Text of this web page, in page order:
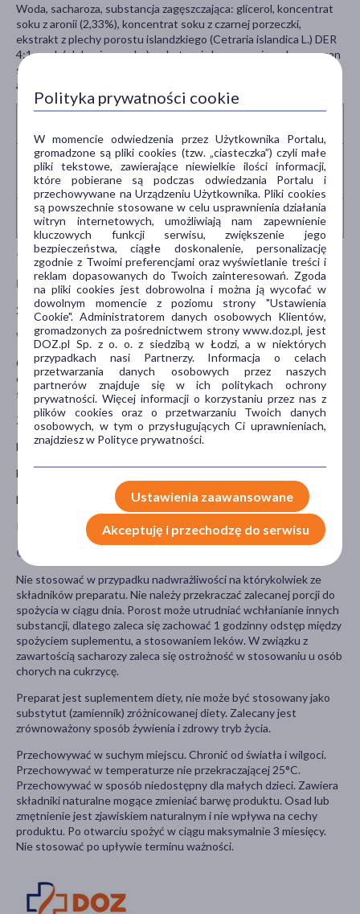
Woda, sacharoza, substancja zagęszczająca: glicerol, koncentrat
soku z aronii (2,33%), koncentrat soku z czarnej porzeczki,
ekstrakt z plechy porostu islandzkiego (Cetraria islandica L.) DER
4:1, cynk (glukonian cynku), substancja konserwująca: benzoesan
sodu, substancja zagęszczająca: guma ksantanowa; naturalny
aromat czarnej porzeczki z innymi naturalnymi aromatami.
5
10
15
Ekstrakt z plechy
porostu
islandzkiego
70
mg
-
140
mg
-
210
mg
-
Cynk
3
mg
30%
6
mg
60%
9
mg
90%
*Referencyjna Wartość Spożycia
Masa netto
200 ml
Właściwości składników
Cynk - wspiera prawidłowe funkcjonowanie układu
odpornościowego oraz pomaga w ochronie komórek przed
stresem oksydacyjnym.
Zalecane dzienne spożycie
Dzieci od 3. do 6. roku życia: 2,5 ml 2 razi dziennie.
Dzieci od 6. do 12. roku życia: 5 ml 2 razy dziennie.
Dzieci powyżej 12 lar i osoby dorosłe: 7,5 ml 2 razy dziennie.
Przed spożyciem wstrząsnąć.
Ostrzeżenia dotyczące bezpieczeństwa
Nie stosować w przypadku nadwrażliwości na którykolwiek ze
składników preparatu. Nie należy przekraczać zalecanej porcji do
spożycia w ciągu dnia. Porost może utrudniać wchłanianie innych
substancji, dlatego zaleca się zachować 1 godzinny odstęp między
spożyciem suplementu, a stosowaniem leków. W związku z
zawartością sacharozy zaleca się ostrożność w stosowaniu u osób
chorych na cukrzycę.
Preparat jest suplementem diety, nie może być stosowany jako
substytut (zamiennik) zróżnicowanej diety. Zalecany jest
zrównoważony sposób żywienia i zdrowy tryb życia.
Przechowywać w suchym miejscu. Chronić od światła i wilgoci.
Przechowywać w temperaturze nie przekraczającej 25°C.
Przechowywać w sposób niedostępny dla małych dzieci. Zawiera
składniki naturalne mogące zmieniać barwę produktu. Osad lub
zmętnienie jest zjawiskiem naturalnym i nie wpływa na cechy
produktu. Po otwarciu spożyć w ciągu maksymalnie 3 miesięcy.
Nie stosować po upływie terminu ważności.
Polityka prywatności cookie
W momencie odwiedzenia przez Użytkownika Portalu,
gromadzone są pliki cookies (tzw. „ciasteczka”) czyli małe
pliki tekstowe, zawierające niewielkie ilości informacji,
które pobierane są podczas odwiedzania Portalu i
przechowywane na Urządzeniu Użytkownika. Pliki cookies
są powszechnie stosowane w celu usprawnienia działania
witryn internetowych, umożliwiają nam zapewnienie
kluczowych funkcji serwisu, zwiększenie jego
bezpieczeństwa, ciągłe doskonalenie, personalizację
zgodnie z Twoimi preferencjami oraz wyświetlanie treści i
reklam dopasowanych do Twoich zainteresowań. Zgoda
na pliki cookies jest dobrowolna i można ją wycofać w
dowolnym momencie z poziomu strony "Ustawienia
Cookie". Administratorem danych osobowych Klientów,
gromadzonych za pośrednictwem strony www.doz.pl, jest
DOZ.pl Sp. z o. o. z siedzibą w Łodzi, a w niektórych
przypadkach nasi Partnerzy. Informacja o celach
przetwarzania danych osobowych przez naszych
partnerów znajduje się w ich politykach ochrony
prywatności. Więcej informacji o korzystaniu przez nas z
plików cookies oraz o przetwarzaniu Twoich danych
osobowych, w tym o przysługujących Ci uprawnieniach,
znajdziesz w Polityce prywatności.
Ustawienia zaawansowane
Akceptuję i przechodzę do serwisu